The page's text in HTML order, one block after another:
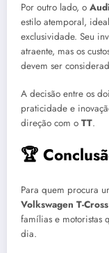
Por outro lado, o
estilo atemporal,
exclusividade. Seu
atraente, mas os
devem ser
A decisão entre os
praticidade e
direção com o TT.
🏆
Para quem procura
Volkswagen T-
famílias e motoristas
dia.